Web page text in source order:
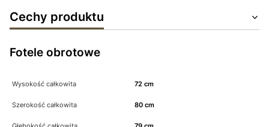
Cechy produktu
Fotele obrotowe
Wysokość całkowita 72 cm
Szerokość całkowita 80 cm